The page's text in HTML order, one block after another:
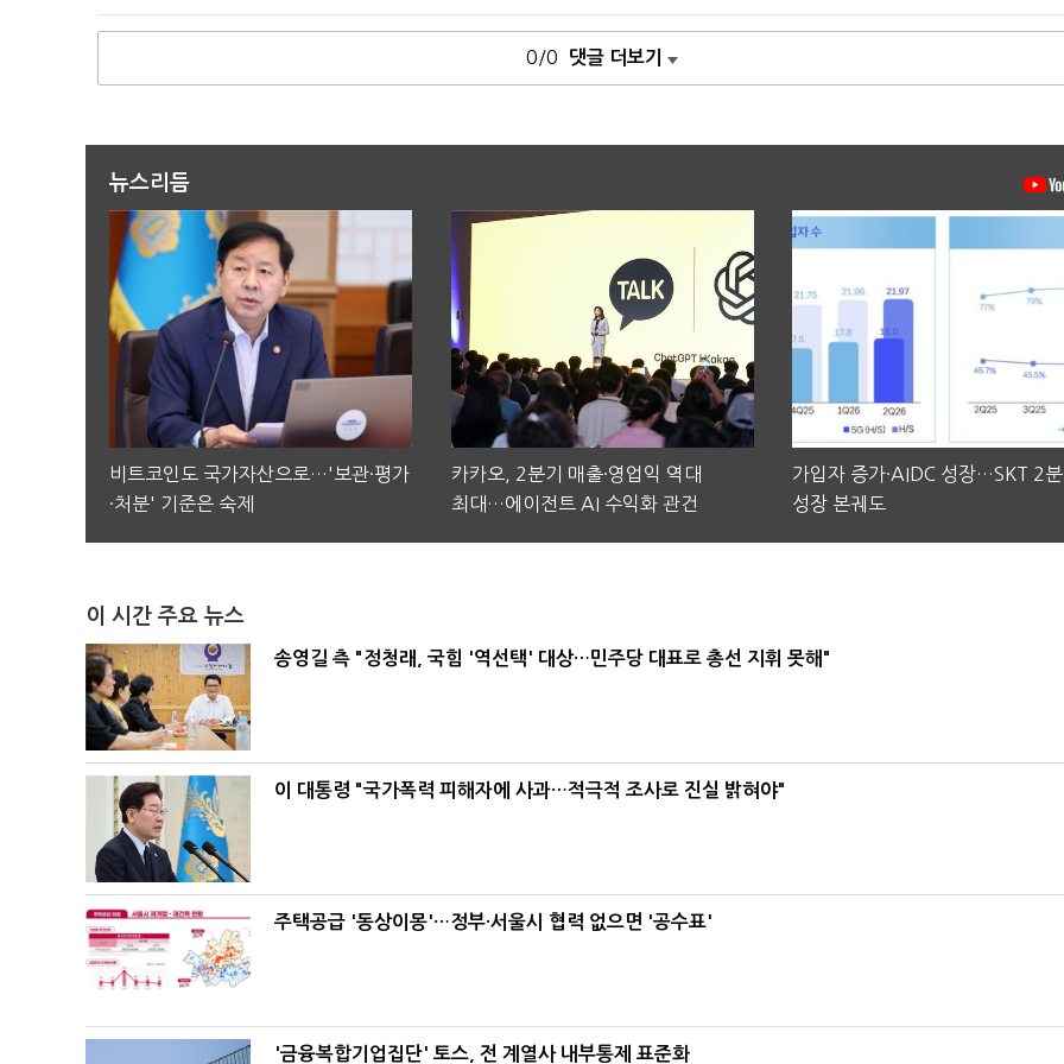
0/0 댓글 더보기
뉴스리듬
비트코인도 국가자산으로…'보관·평가
·처분' 기준은 숙제
카카오, 2분기 매출·영업익 역대
최대…에이전트 AI 수익화 관건
가입자 증가·AIDC 성장…SKT 2
성장 본궤도
이 시간 주요 뉴스
송영길 측 "정청래, 국힘 '역선택' 대상…민주당 대표로 총선 지휘 못해"
이 대통령 "국가폭력 피해자에 사과…적극적 조사로 진실 밝혀야"
주택공급 '동상이몽'…정부·서울시 협력 없으면 '공수표'
'금융복합기업집단' 토스, 전 계열사 내부통제 표준화